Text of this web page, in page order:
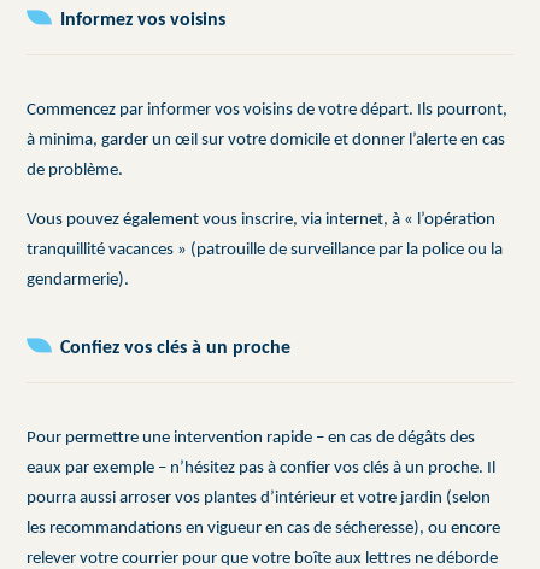
Informez vos voisins
Commencez par informer vos voisins de votre départ. Ils pourront,
à minima, garder un œil sur votre domicile et donner l’alerte en cas
de problème.
Vous pouvez également vous inscrire, via internet, à « l’opération
tranquillité vacances » (patrouille de surveillance par la police ou la
gendarmerie).
Confiez vos clés à un proche
Pour permettre une intervention rapide – en cas de dégâts des
eaux par exemple – n’hésitez pas à confier vos clés à un proche. Il
pourra aussi arroser vos plantes d’intérieur et votre jardin (selon
les recommandations en vigueur en cas de sécheresse), ou encore
relever votre courrier pour que votre boîte aux lettres ne déborde